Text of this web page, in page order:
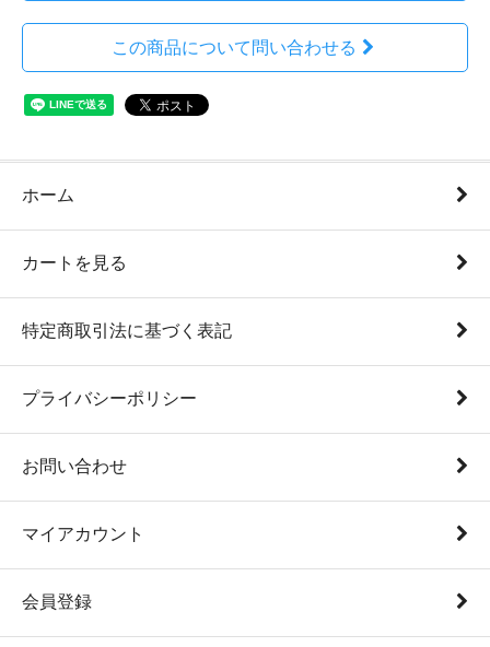
この商品について問い合わせる
ホーム
カートを見る
特定商取引法に基づく表記
プライバシーポリシー
お問い合わせ
マイアカウント
会員登録